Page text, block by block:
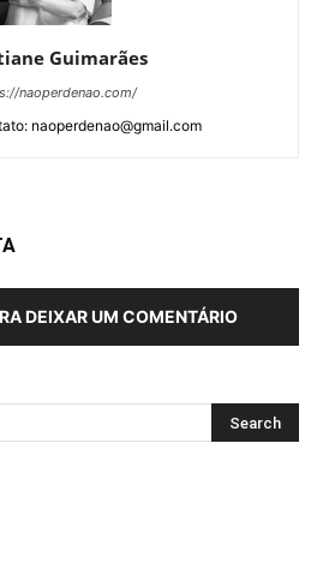
Guimarães
naoperdenao.com/
naoperdenao@gmail.com
DEIXAR UM COMENTÁRIO